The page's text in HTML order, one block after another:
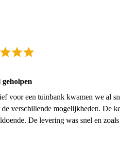
geholpen
voor een tuinbank kwamen we al
verschillende mogelijkheden. De
De levering was snel en